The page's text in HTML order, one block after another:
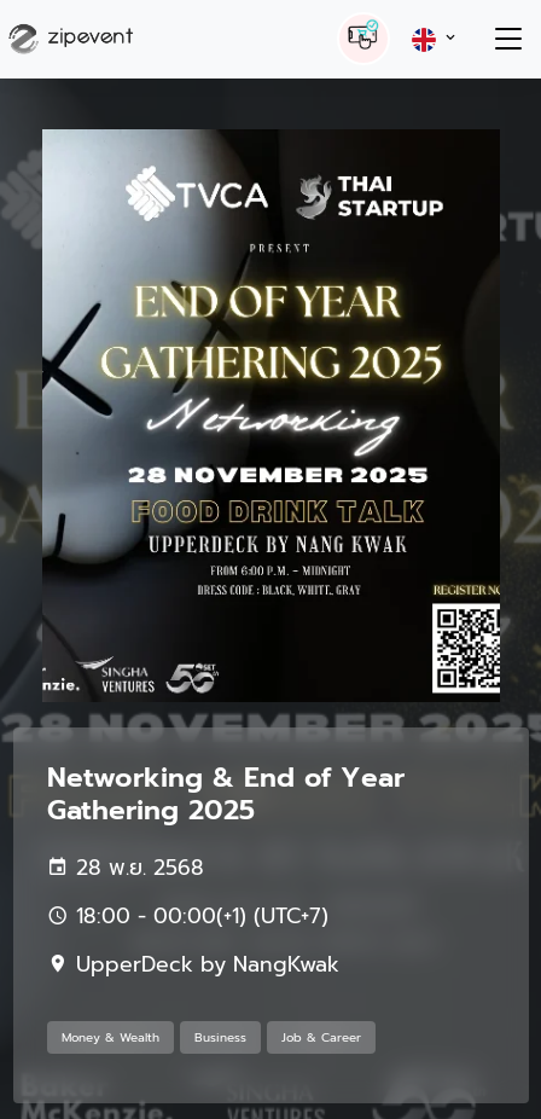
Networking & End of Year
Gathering 2025
28 พ.ย. 2568
18:00 - 00:00(+1) (UTC+7)
UpperDeck by NangKwak
Money & Wealth Business Job & Career